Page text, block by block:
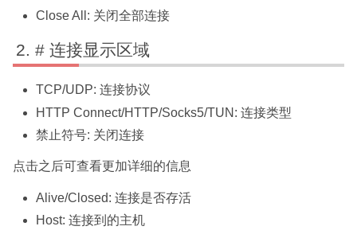
Close All: 关闭全部连接
# 连接显示区域
TCP/UDP: 连接协议
HTTP Connect/HTTP/Socks5/TUN: 连接类型
禁止符号: 关闭连接
点击之后可查看更加详细的信息
Alive/Closed: 连接是否存活
Host: 连接到的主机